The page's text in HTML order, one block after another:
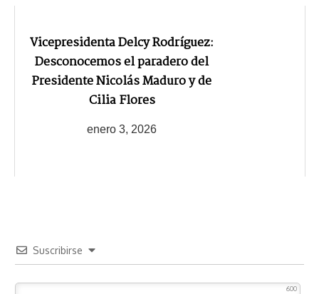
Vicepresidenta Delcy Rodríguez:
Desconocemos el paradero del
Presidente Nicolás Maduro y de
Cilia Flores
enero 3, 2026
Suscribirse
600